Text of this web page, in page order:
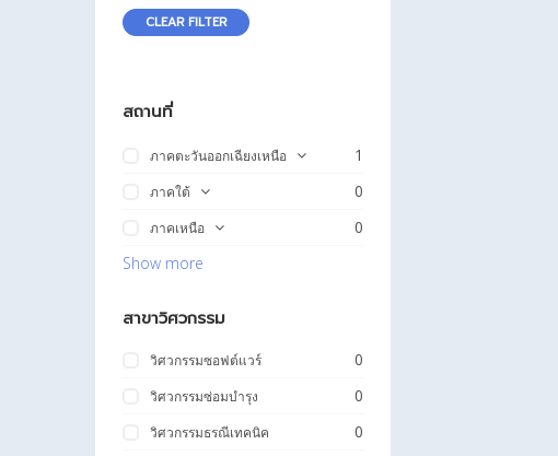
CLEAR FILTER
สถานที่
ภาคตะวันออกเฉียงเหนือ 1
ภาคใต้ 0
ภาคเหนือ
0
Show more
สาขาวิศวกรรม
วิศวกรรมซอฟต์แวร์ 0
วิศวกรรมซ่อมบำรุง 0
วิศวกรรมธรณีเทคนิค
0